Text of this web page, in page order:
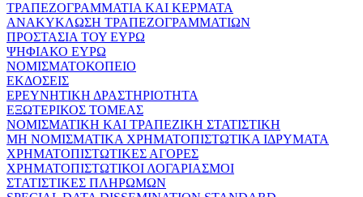
ΤΡΑΠΕΖΟΓΡΑΜΜΑΤΙΑ ΚΑΙ ΚΕΡΜΑΤΑ
ΑΝΑΚΥΚΛΩΣΗ ΤΡΑΠΕΖΟΓΡΑΜΜΑΤΙΩΝ
ΠΡΟΣΤΑΣΙΑ ΤΟΥ ΕΥΡΩ
ΨΗΦΙΑΚΟ ΕΥΡΩ
ΝΟΜΙΣΜΑΤΟΚΟΠΕΙΟ
ΕΚΔΟΣΕΙΣ
ΕΡΕΥΝΗΤΙΚΗ ΔΡΑΣΤΗΡΙΟΤΗΤΑ
ΕΞΩΤΕΡΙΚΟΣ ΤΟΜΕΑΣ
ΝΟΜΙΣΜΑΤΙΚΗ ΚΑΙ ΤΡΑΠΕΖΙΚΗ ΣΤΑΤΙΣΤΙΚΗ
ΜΗ ΝΟΜΙΣΜΑΤΙΚΑ ΧΡΗΜΑΤΟΠΙΣΤΩΤΙΚΑ ΙΔΡΥΜΑΤΑ
ΧΡΗΜΑΤΟΠΙΣΤΩΤΙΚΕΣ ΑΓΟΡΕΣ
ΧΡΗΜΑΤΟΠΙΣΤΩΤΙΚΟΙ ΛΟΓΑΡΙΑΣΜΟΙ
ΣΤΑΤΙΣΤΙΚΕΣ ΠΛΗΡΩΜΩΝ